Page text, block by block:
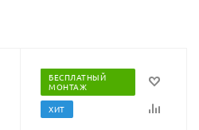
БЕСПЛАТНЫЙ
МОНТАЖ
ХИТ